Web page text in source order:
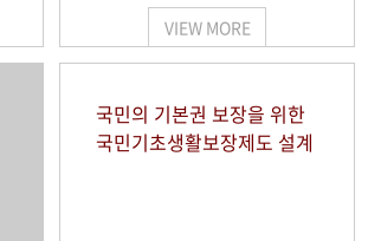
VIEW MORE
국민의 기본권 보장을 위한
국민기초생활보장제도 설계